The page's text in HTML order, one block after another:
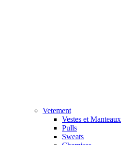
Vetement
Vestes et Manteaux
Pulls
Sweats